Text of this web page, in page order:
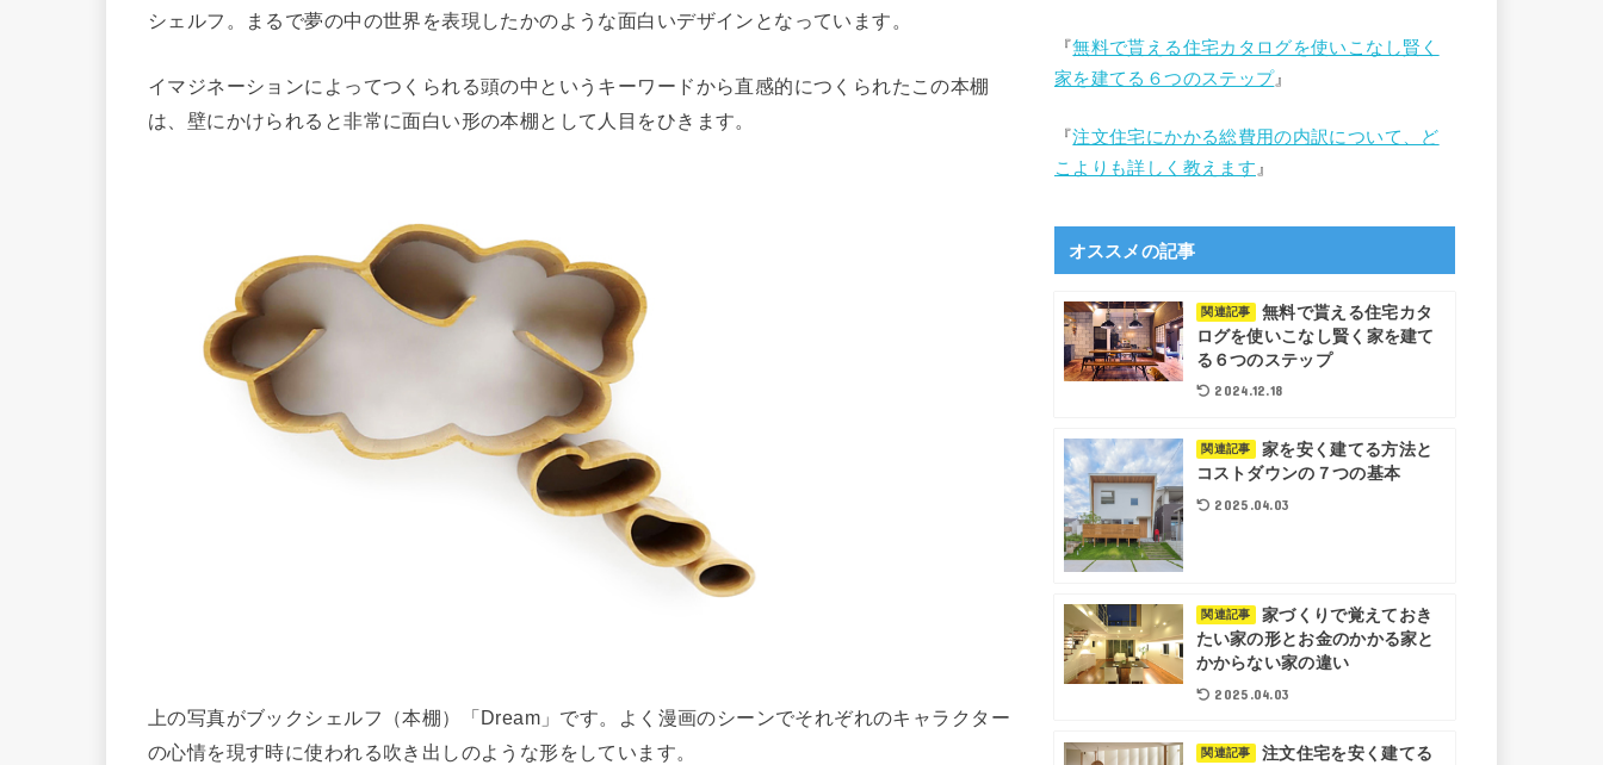
シェルフ。まるで夢の中の世界を表現したかのような面白いデザインとなっています。
イマジネーションによってつくられる頭の中というキーワードから直感的につくられたこの本棚
は、壁にかけられると非常に面白い形の本棚として人目をひきます。
上の写真がブックシェルフ（本棚）「Dream」です。よく漫画のシーンでそれぞれのキャラクター
の心情を現す時に使われる吹き出しのような形をしています。
『無料で貰える住宅カタログを使いこなし賢く
家を建てる６つのステップ』
『注文住宅にかかる総費用の内訳について、ど
こよりも詳しく教えます 』
オススメの記事
関連記事
無料で貰える住宅カタ
ログを使いこなし賢く家を建て
る６つのステップ
2024.12.18
関連記事
家を安く建てる方法と
コストダウンの７つの基本
2025.04.03
関連記事
家づくりで覚えておき
たい家の形とお金のかかる家と
かからない家の違い
2025.04.03
関連記事
注文住宅を安く建てる